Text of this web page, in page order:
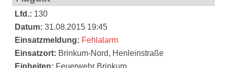
Lfd.: 130
Datum: 31.08.2015 19:45
Einsatzmeldung: Fehlalarm
Einsatzort: Brinkum-Nord, Henleinstraße